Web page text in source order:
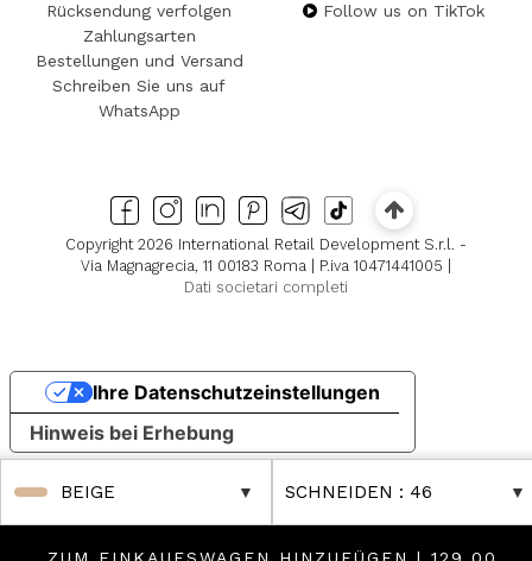
BEIGE SCHNEIDEN : 46
Rücksendung verfolgen
Zahlungsarten
Bestellungen und Versand
Schreiben Sie uns auf
WhatsApp
Follow us on TikTok
Copyright 2026 International Retail Development S.r.l. -
Via Magnagrecia, 11 00183 Roma | P.iva 10471441005 |
Dati societari completi
Hinweis bei Erhebung
Ihre Datenschutzeinstellungen